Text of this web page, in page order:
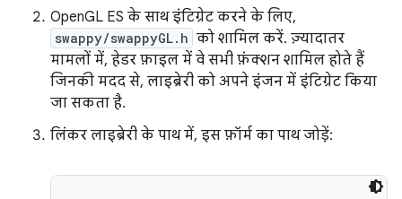
OpenGL ES के साथ इंटिग्रेट करने के लिए,
swappy/swappyGL.h को शामिल करें. ज़्यादातर
मामलों में, हेडर फ़ाइल में वे सभी फ़ंक्शन शामिल होते हैं
जिनकी मदद से, लाइब्रेरी को अपने इंजन में इंटिग्रेट किया
जा सकता है.
लिंकर लाइब्रेरी के पाथ में, इस फ़ॉर्म का पाथ जोड़ें: